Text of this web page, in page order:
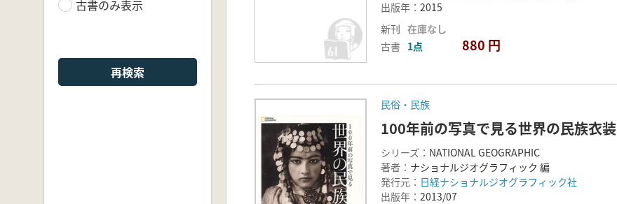
古書のみ表示
再検索
出版年： 2015
新刊 在庫なし
古書 1点 880 円
民俗・民族
100年前の写真で見る世界の民族衣装
シリーズ： NATIONAL GEOGRAPHIC
著者： ナショナルジオグラフィック 編
発行元： 日経ナショナルジオグラフィック社
出版年： 2013/07